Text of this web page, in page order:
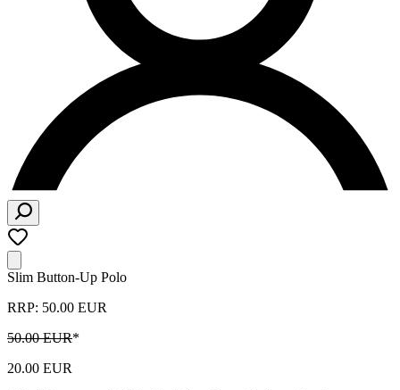
Slim Button-Up Polo
RRP: 50.00 EUR
50.00 EUR*
20.00 EUR